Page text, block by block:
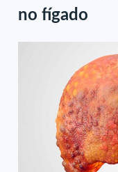
no fígado